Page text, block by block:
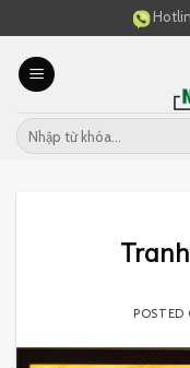
to
content
POSTED